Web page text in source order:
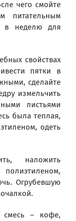
чего смойте
питательным
в неделю для
свойствах
пятки в
сделайте
измельчить
листьями
была теплая,
одеть
наложить
Огрубевшую
смесь – кофе,